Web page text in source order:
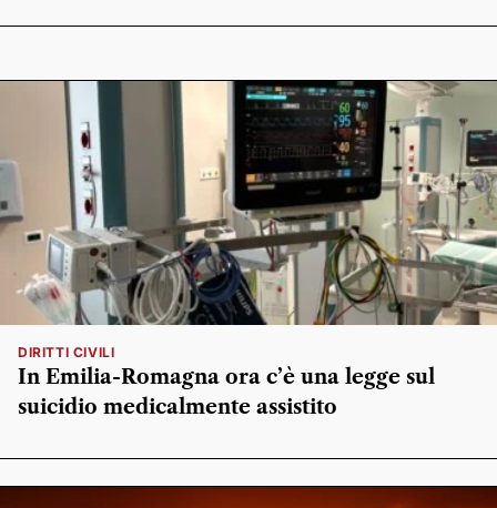
DIRITTI CIVILI
In Emilia-Romagna ora c’è una legge sul
suicidio medicalmente assistito